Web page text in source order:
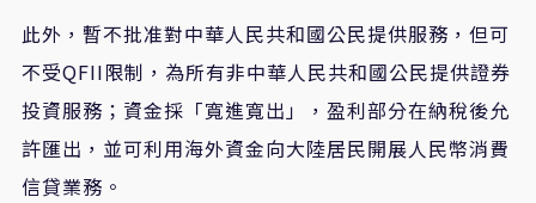
此外，暫不批准對中華人民共和國公民提供服務，但可
不受QFII限制，為所有非中華人民共和國公民提供證券
投資服務；資金採「寬進寬出」，盈利部分在納稅後允
許匯出，並可利用海外資金向大陸居民開展人民幣消費
信貸業務。